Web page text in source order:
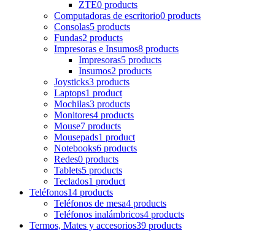
ZTE0 products
Computadoras de escritorio0 products
Consolas5 products
Fundas2 products
Impresoras e Insumos8 products
Impresoras5 products
Insumos2 products
Joysticks3 products
Laptops1 product
Mochilas3 products
Monitores4 products
Mouse7 products
Mousepads1 product
Notebooks6 products
Redes0 products
Tablets5 products
Teclados1 product
Teléfonos14 products
Teléfonos de mesa4 products
Teléfonos inalámbricos4 products
Termos, Mates y accesorios39 products